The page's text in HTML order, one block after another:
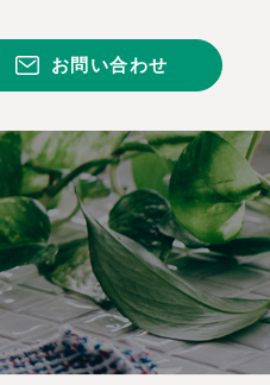
お問い合わせ